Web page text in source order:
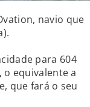
navio que
para 604
o equivalente a
que fará o seu